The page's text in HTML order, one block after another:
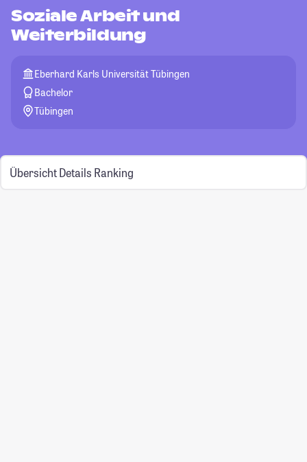
Soziale Arbeit und
Weiterbildung
Eberhard Karls Universität Tübingen
Bachelor
Tübingen
Übersicht Details Ranking